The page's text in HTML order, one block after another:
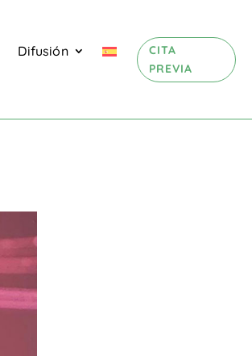
Difusión
CITA
PREVIA